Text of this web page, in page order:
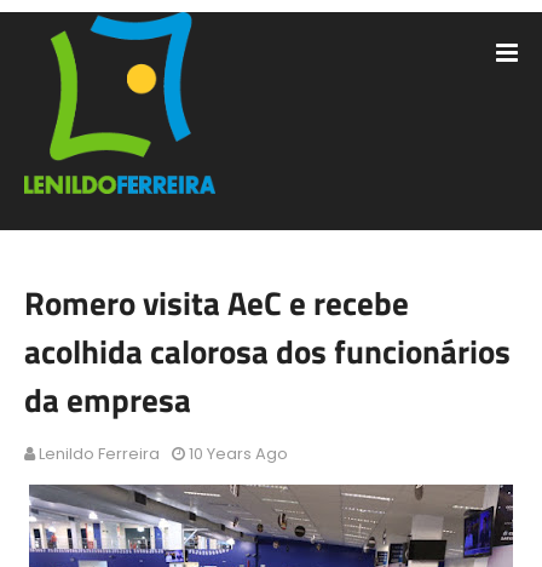
Romero visita AeC e recebe
acolhida calorosa dos funcionários
da empresa
Lenildo Ferreira 10 Years Ago